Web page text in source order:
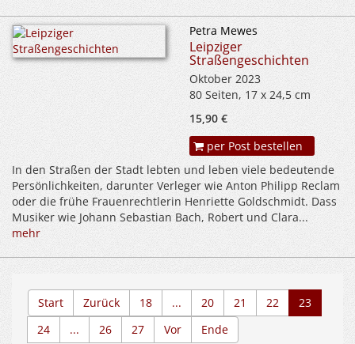
Petra Mewes
Leipziger
Straßengeschichten
Oktober 2023
80 Seiten, 17 x 24,5 cm
15,90 €
per Post bestellen
In den Straßen der Stadt lebten und leben viele bedeutende
Persönlichkeiten, darunter Verleger wie Anton Philipp Reclam
oder die frühe Frauenrechtlerin Henriette Goldschmidt. Dass
Musiker wie Johann Sebastian Bach, Robert und Clara...
mehr
Start Zurück 18 ... 20 21 22
23
24
... 26 27 Vor Ende